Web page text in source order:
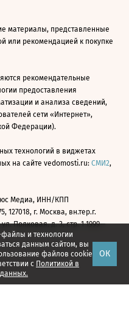
и технологии
данным сайтом, вы
файлов cookie
с Политикой в
ОК
материалы, представленные
или рекомендацией к покупке
рекомендательные
предоставления
и анализа сведений,
сети «Интернет»,
Федерации).
технологий в виджетах
на сайте vedomosti.ru: СМИ2,
Медиа, ИНН/КПП
127018, г. Москва, вн.тер.г.
Полковая, д. 3, стр. 1 1999—